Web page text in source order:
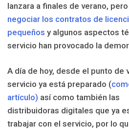
lanzara a finales de verano,
negociar los contratos de
pequeños y algunos aspectos
servicio han provocado la
A día de hoy, desde el punto de
servicio ya está preparado (
artículo) así como también las
distribuidoras digitales que ya
trabajar con el servicio, por lo